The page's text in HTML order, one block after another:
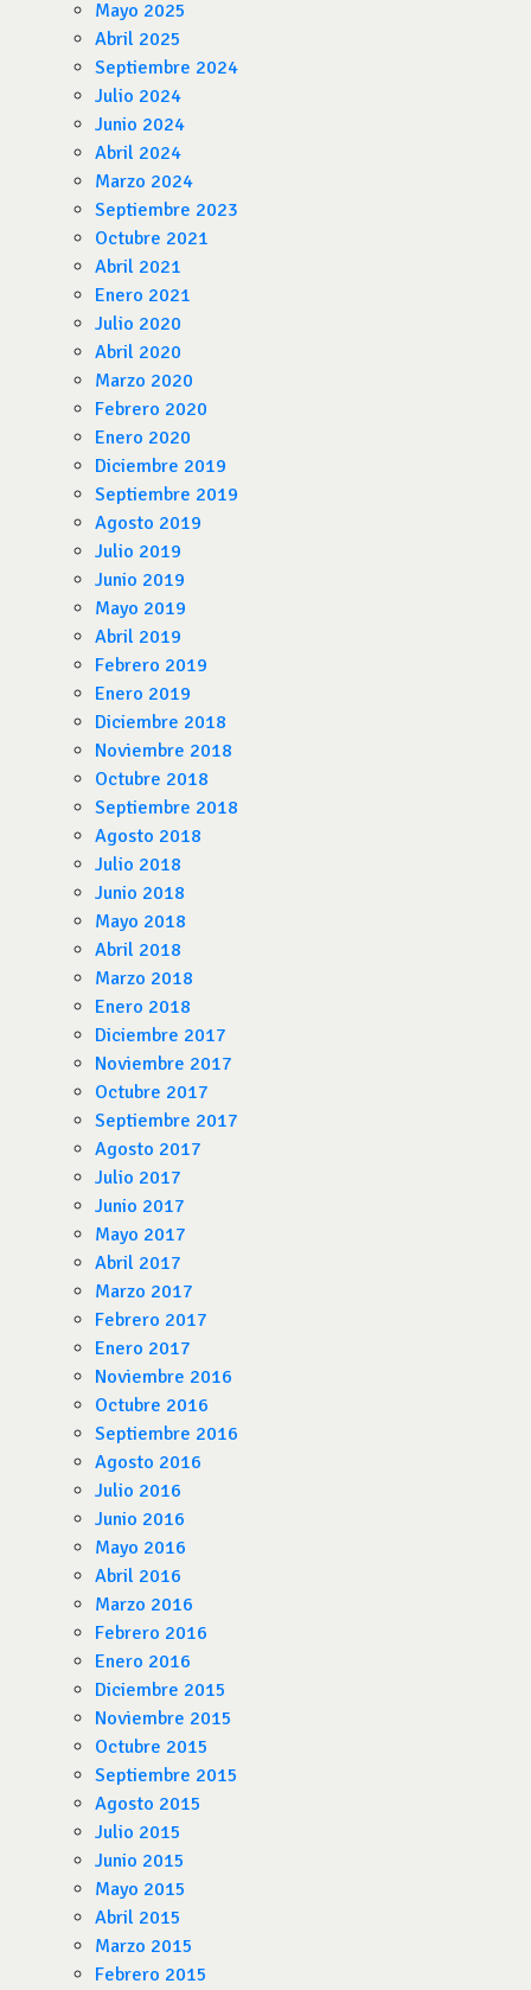
Mayo 2025
Abril 2025
Septiembre 2024
Julio 2024
Junio 2024
Abril 2024
Marzo 2024
Septiembre 2023
Octubre 2021
Abril 2021
Enero 2021
Julio 2020
Abril 2020
Marzo 2020
Febrero 2020
Enero 2020
Diciembre 2019
Septiembre 2019
Agosto 2019
Julio 2019
Junio 2019
Mayo 2019
Abril 2019
Febrero 2019
Enero 2019
Diciembre 2018
Noviembre 2018
Octubre 2018
Septiembre 2018
Agosto 2018
Julio 2018
Junio 2018
Mayo 2018
Abril 2018
Marzo 2018
Enero 2018
Diciembre 2017
Noviembre 2017
Octubre 2017
Septiembre 2017
Agosto 2017
Julio 2017
Junio 2017
Mayo 2017
Abril 2017
Marzo 2017
Febrero 2017
Enero 2017
Noviembre 2016
Octubre 2016
Septiembre 2016
Agosto 2016
Julio 2016
Junio 2016
Mayo 2016
Abril 2016
Marzo 2016
Febrero 2016
Enero 2016
Diciembre 2015
Noviembre 2015
Octubre 2015
Septiembre 2015
Agosto 2015
Julio 2015
Junio 2015
Mayo 2015
Abril 2015
Marzo 2015
Febrero 2015